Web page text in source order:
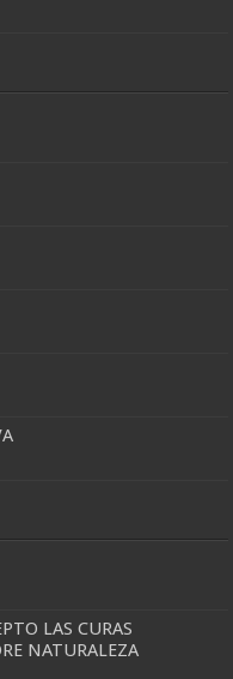
LAS CURAS
NATURALEZA